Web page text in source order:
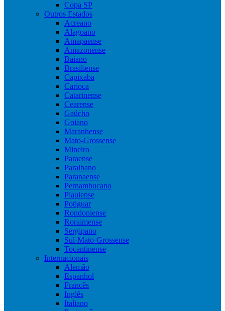
Copa SP
Outros Estados
Acreano
Alagoano
Amapaense
Amazonense
Baiano
Brasiliense
Capixaba
Carioca
Catarinense
Cearense
Gaúcho
Goiano
Maranhense
Mato-Grossense
Mineiro
Paraense
Paraibano
Paranaense
Pernambucano
Piauiense
Potiguar
Rondoniense
Roraimense
Sergipano
Sul-Mato-Grossense
Tocantinense
Internacionais
Alemão
Espanhol
Francês
Inglês
Italiano